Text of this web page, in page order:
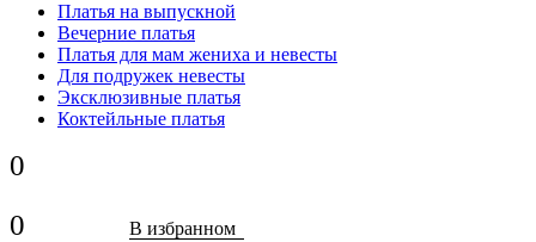
Платья на выпускной
Вечерние платья
Платья для мам жениха и невесты
Для подружек невесты
Эксклюзивные платья
Коктейльные платья
0
В избранном
0